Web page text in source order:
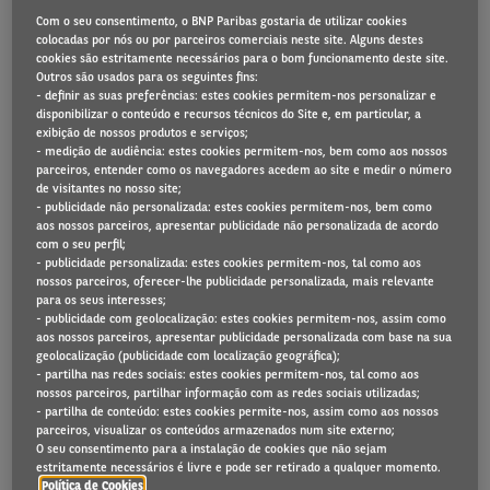
Comunicado de Imprensa
9 de fevereiro 2023
ARVAL REGISTA UM CRESCIMENTO DE 8,3%* DA
FROTA EM ALUGUER EM 2022, NUM AMBIENTE DE
MERCADO DESAFIANTE
Em 2022, o desempenho da Arval ultrapassou
significativamente o do mercado, apesar de um
ambiente desafiante no setor automóvel:
1.592.024 veículos alugados
Com o seu consentimento, o BNP Paribas gostaria de utilizar cookies
colocadas por nós ou por parceiros comerciais neste site. Alguns destes
cookies são estritamente necessários para o bom funcionamento deste site.
Outros são usados para os seguintes fins:
- definir as suas preferências: estes cookies permitem-nos personalizar e
disponibilizar o conteúdo e recursos técnicos do Site e, em particular, a
exibição de nossos produtos e serviços;
- medição de audiência: estes cookies permitem-nos, bem como aos nossos
parceiros, entender como os navegadores acedem ao site e medir o número
de visitantes no nosso site;
- publicidade não personalizada: estes cookies permitem-nos, bem como
aos nossos parceiros, apresentar publicidade não personalizada de acordo
com o seu perfil;
- publicidade personalizada: estes cookies permitem-nos, tal como aos
nossos parceiros, oferecer-lhe publicidade personalizada, mais relevante
para os seus interesses;
- publicidade com geolocalização: estes cookies permitem-nos, assim como
aos nossos parceiros, apresentar publicidade personalizada com base na sua
geolocalização (publicidade com localização geográfica);
- partilha nas redes sociais: estes cookies permitem-nos, tal como aos
nossos parceiros, partilhar informação com as redes sociais utilizadas;
- partilha de conteúdo: estes cookies permite-nos, assim como aos nossos
parceiros, visualizar os conteúdos armazenados num site externo;
O seu consentimento para a instalação de cookies que não sejam
estritamente necessários é livre e pode ser retirado a qualquer momento.
Política de Cookies